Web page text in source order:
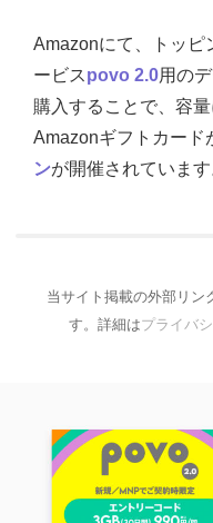
Amazonにて、トッピ
ービスpovo 2.0用の
購入することで、容
Amazonギフトカード
ンが開催されています
当サイト掲載の外部リン
す。詳細はプライバ